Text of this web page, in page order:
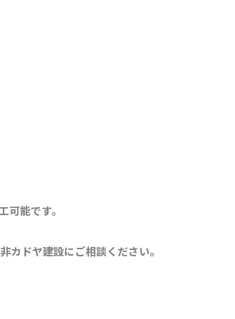
可能です。
カドヤ建設にご相談ください。